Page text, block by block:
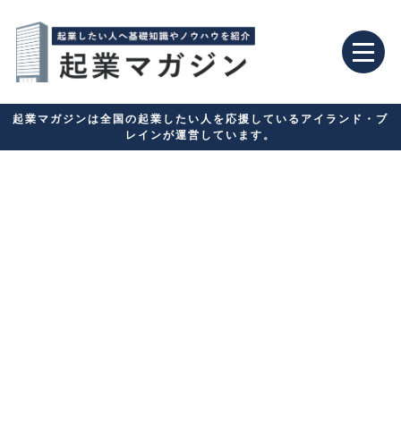
起業マガジンは全国の起業したい人を応援しているアイランド・ブ
レインが運営しています。